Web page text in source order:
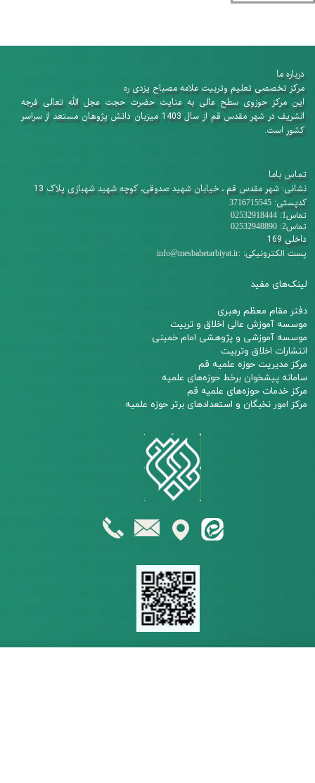
درباره ما
​​​​​​​مرکز تخصصی تعلیم وتربیت علامه مصباح یزدی ره
این مرکز حوزوی سطح عالی به عنایت حضرت حجت عجل الله تعالی فرجه
الشریف در شهر مقدس قم از سال 1403 میزبان دانش پژوهان​​​​​​​ مستعد از سراسر
کشور است.
لینک‌های مفید
دفتر مقام معظم رهبری
موسسه آموزش عالی اخلاق و تربیت
موسسه آموزشی و پژوهشی امام خمینی
انتشارات اخلاق وتربیت
مرکز مدیریت حوزه علمیه قم
سامانه پیشخوان برخط حوزه‌های علمیه
مرکز خدمات حوزه‌های علمیه قم​​​​​​​
مرکز امور نخبگان و استعدادهای برتر حوزه علمیه
تماس باما
نشانی: شهر مقدس قم ، خیابان شهید صدوقی، کوچه شهید شهبازی پلاک 13
کدپستی:3716715545
تماس1: 02532918444
تماس2: 02532948890
داخلی 169
پست الکترونیکی: :
info@mesbahetarbiyat.ir